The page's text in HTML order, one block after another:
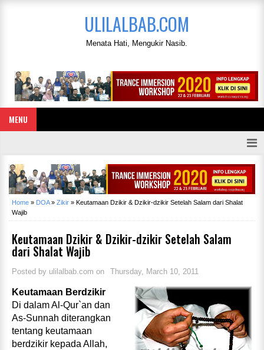
ULILALBAB.COM
Menata Hati, Mengukir Nasib.
MENU
Home » DOA» Zikir » Keutamaan Dzikir & Dzikir-dzikir Setelah Salam dari Shalat
Wajib
Keutamaan Dzikir & Dzikir-dzikir Setelah Salam
dari Shalat Wajib
Posted by ulilalbab.com on Thursday, March 10, 2011
Keutamaan Berdzikir
Di dalam Al-Qur`an dan
As-Sunnah diterangkan
tentang keutamaan
berdzikir kepada Allah,